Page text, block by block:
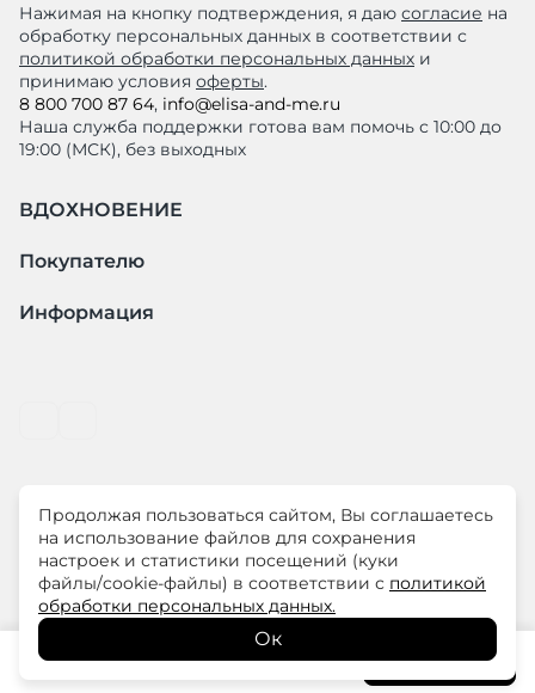
14 200₽
12 780₽ В корзину
Нажимая на кнопку подтверждения, я даю согласие на
обработку персональных данных в соответствии с
политикой обработки персональных данных и
принимаю условия оферты.
8 800 700 87 64, info@elisa-and-me.ru
Наша служба поддержки готова вам помочь с 10:00 до
19:00 (МСК), без выходных
ВДОХНОВЕНИЕ
Покупателю
Информация
© ООО "ЛиМ Холдинг" 2026
ELISA.AND.ME – элегантная премиум одежда для
современных женщин
Продолжая пользоваться сайтом, Вы соглашаетесь
на использование файлов для сохранения
настроек и статистики посещений (куки
файлы/cookie-файлы) в соответствии с политикой
обработки персональных данных.
Ок